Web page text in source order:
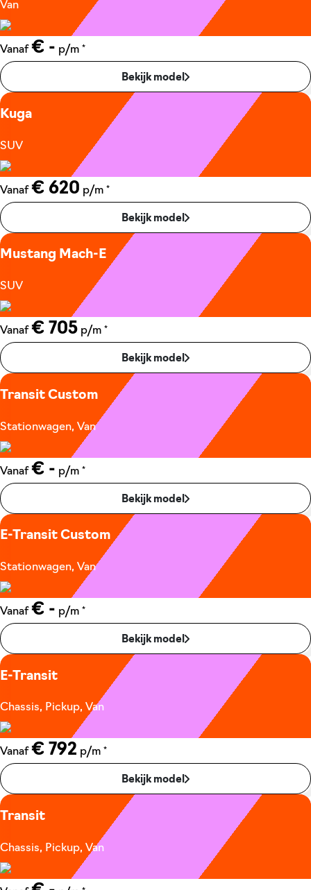
Van
Vanaf € - p/m *
Bekijk model
Kuga
SUV
Vanaf € 620 p/m *
Bekijk model
Mustang Mach-E
SUV
Vanaf € 705 p/m *
Bekijk model
Transit Custom
Stationwagen, Van
Vanaf€ - p/m *
Bekijk model
E-Transit Custom
Stationwagen, Van
Vanaf € - p/m *
Bekijk model
E-Transit
Chassis, Pickup, Van
Vanaf € 792 p/m *
Bekijk model
Transit
Chassis, Pickup, Van